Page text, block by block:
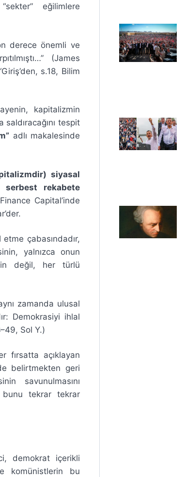
eğilimlere
derece önemli ve
(James
s.18, Bilim
kapitalizmin
tespit
adlı makalesinde
siyasal
serbest rekabete
Capital’inde
çabasındadır,
yalnızca onun
değil, her türlü
zamanda ulusal
Demokrasiyi ihlal
Sol Y.)
fırsatta açıklayan
belirtmekten geri
savunulmasını
bunu tekrar tekrar
demokrat içerikli
komünistlerin bu